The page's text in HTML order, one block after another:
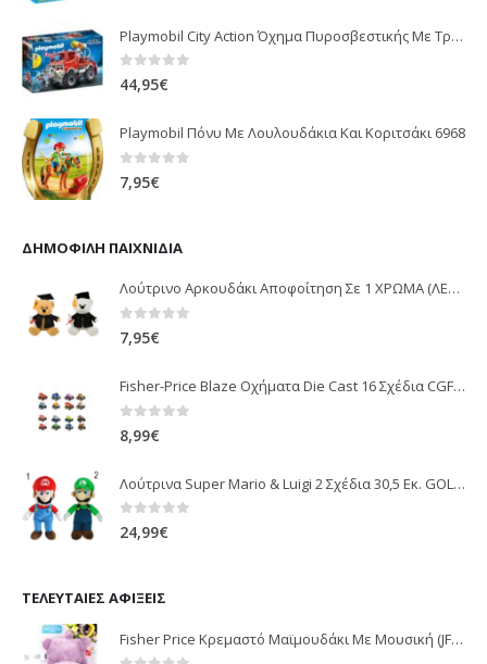
Playmobil City Action Όχημα Πυροσβεστικής Με Τροχαλία Ρυμούλκησης 9466
0 out of 5
44,95€
Playmobil Πόνυ Με Λουλουδάκια Και Κοριτσάκι 6968
0out of 5
7,95€
ΔΗΜΟΦΙΛΉ ΠΑΙΧΝΊΔΙΑ
Λούτρινο Αρκουδάκι Αποφοίτηση Σε 1 ΧΡΩΜΑ (ΛΕΥΚΟ)25Εκ 1850
0out of 5
7,95€
Fisher-Price Blaze Οχήματα Die Cast 16 Σχέδια CGF20
8,99€
Λούτρινα Super Mario & Luigi 2 Σχέδια 30,5 Εκ. GOL13769
0 out of 5
24,99€
ΤΕΛΕΥΤΑΊΕΣ ΑΦΊΞΕΙΣ
Fisher Price Κρεμαστό Μαϊμουδάκι Με Μουσική (JFF02)